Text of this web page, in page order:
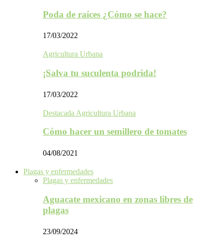
Poda de raíces ¿Cómo se hace?
17/03/2022
Agricultura Urbana
¡Salva tu suculenta podrida!
17/03/2022
Destacada Agricultura Urbana
Cómo hacer un semillero de tomates
04/08/2021
Plagas y enfermedades
Plagas y enfermedades
Aguacate mexicano en zonas libres de
plagas
23/09/2024